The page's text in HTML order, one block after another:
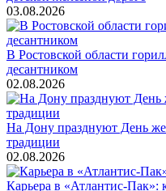
03.08.2026
В Ростовской области
десантником
02.08.2026
На Дону празднуют День
традиции
02.08.2026
Карьера в «Атлантис-Пак»: